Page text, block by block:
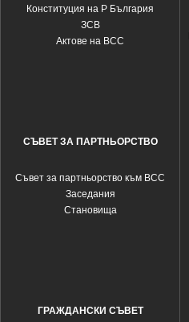
Конституция на Р България
ЗСВ
Актове на ВСС
СЪВЕТ ЗА ПАРТНЬОРСТВО
Съвет за партньорство към ВСС
Заседания
Становища
ГРАЖДАНСКИ СЪВЕТ